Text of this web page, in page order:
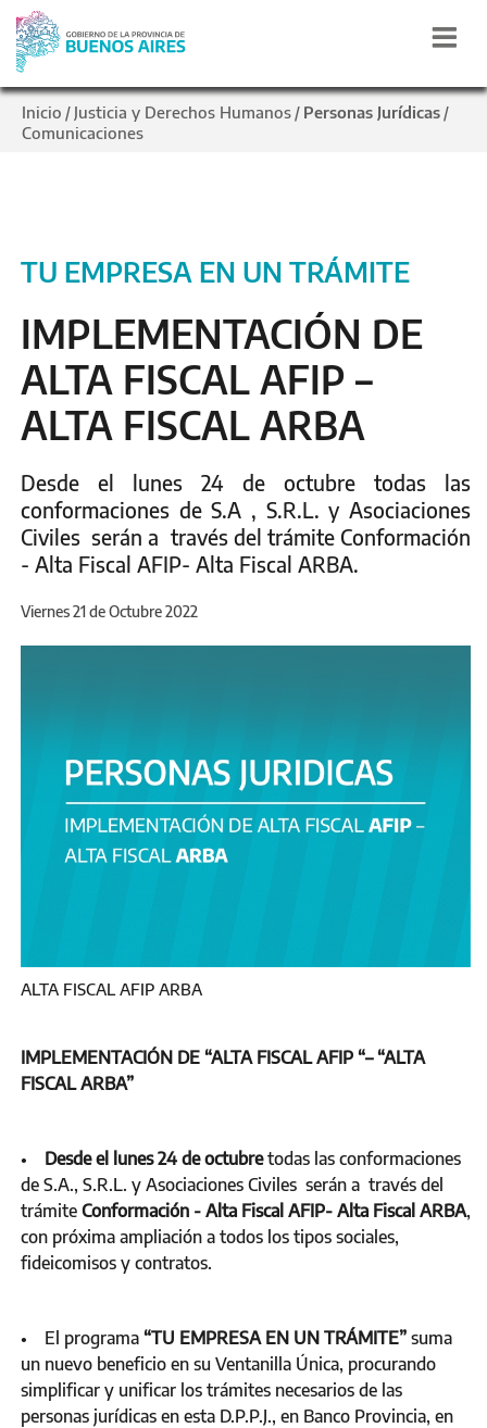
Inicio / Justicia y Derechos Humanos / Personas Jurídicas /
Comunicaciones
TU EMPRESA EN UN TRÁMITE
IMPLEMENTACIÓN DE
ALTA FISCAL AFIP –
ALTA FISCAL ARBA
Desde el lunes 24 de octubre todas las
conformaciones de S.A , S.R.L. y Asociaciones
Civiles serán a través del trámite Conformación
- Alta Fiscal AFIP- Alta Fiscal ARBA.
Viernes 21 de Octubre 2022
ALTA FISCAL AFIP ARBA
IMPLEMENTACIÓN DE “ALTA FISCAL AFIP “– “ALTA
FISCAL ARBA”
• Desde el lunes 24 de octubretodas las conformaciones
de S.A., S.R.L. y Asociaciones Civiles serán a través del
trámite Conformación - Alta Fiscal AFIP- Alta Fiscal ARBA,
con próxima ampliación a todos los tipos sociales,
fideicomisos y contratos.
• El programa “TU EMPRESA EN UN TRÁMITE” suma
un nuevo beneficio en su Ventanilla Única, procurando
simplificar y unificar los trámites necesarios de las
personas jurídicas en esta D.P.P.J., en Banco Provincia, en